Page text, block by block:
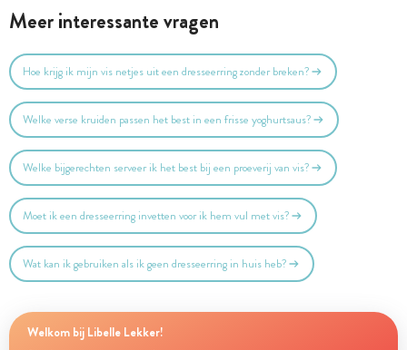
Meer interessante vragen
Hoe krijg ik mijn vis netjes uit een dresseerring zonder breken?
Welke verse kruiden passen het best in een frisse yoghurtsaus?
Welke bijgerechten serveer ik het best bij een proeverij van vis?
Moet ik een dresseerring invetten voor ik hem vul met vis?
Wat kan ik gebruiken als ik geen dresseerring in huis heb?
Welkom bij Libelle Lekker!